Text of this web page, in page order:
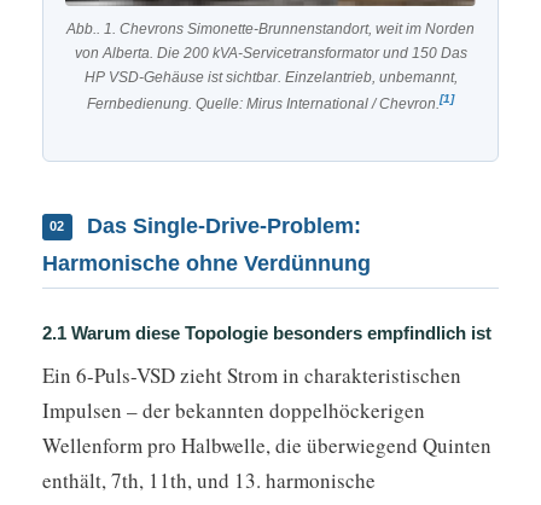
Abb.. 1. Chevrons Simonette-Brunnenstandort, weit im Norden
von Alberta. Die 200 kVA-Servicetransformator und 150 Das
HP VSD-Gehäuse ist sichtbar. Einzelantrieb, unbemannt,
Fernbedienung. Quelle: Mirus International / Chevron.[1]
02
Das Single-Drive-Problem:
Harmonische ohne Verdünnung
2.1 Warum diese Topologie besonders empfindlich ist
Ein 6-Puls-VSD zieht Strom in charakteristischen
Impulsen – der bekannten doppelhöckerigen
Wellenform pro Halbwelle, die überwiegend Quinten
enthält, 7th, 11th, und 13. harmonische